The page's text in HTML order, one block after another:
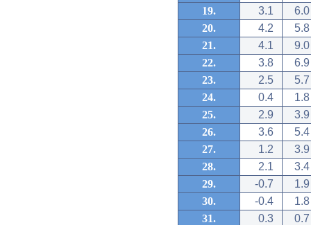
19.
3.1
6.0
20.
4.2
5.8
21.
4.1
9.0
22.
3.8
6.9
23.
2.5
5.7
24.
0.4
1.8
25.
2.9
3.9
26.
3.6
5.4
27.
1.2
3.9
28.
2.1
3.4
29.
-0.7
1.9
30.
-0.4
1.8
31.
0.3 0.7